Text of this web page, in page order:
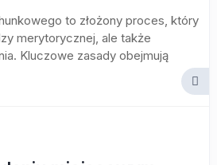
to złożony proces, który
merytorycznej, ale także
Kluczowe zasady obejmują